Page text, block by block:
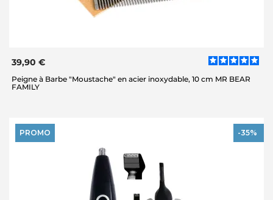
39,90 €
Peigne à Barbe "Moustache" en acier inoxydable, 10 cm MR BEAR
FAMILY
PROMO -35%